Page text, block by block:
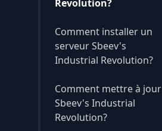
Revolution?
Comment installer un
serveur Sbeev's
Industrial Revolution?
Comment mettre à jour
Sbeev's Industrial
Revolution?